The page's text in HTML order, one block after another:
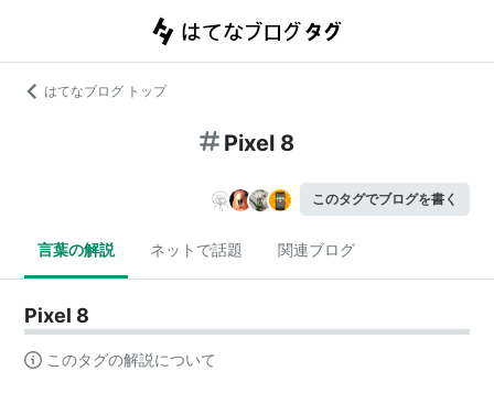
はてなブログ トップ
Pixel 8
このタグでブログを書く
言葉の解説 ネットで話題 関連ブログ
Pixel 8
このタグの解説について